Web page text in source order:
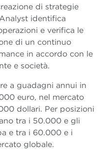
di strategie
identifica
e verifica le
di un continuo
in accordo con le
e società.
a guadagni annui in
euro, nel mercato
dollari. Per posizioni
tra i 50.000 e gli
e tra i 60.000 e i
globale.